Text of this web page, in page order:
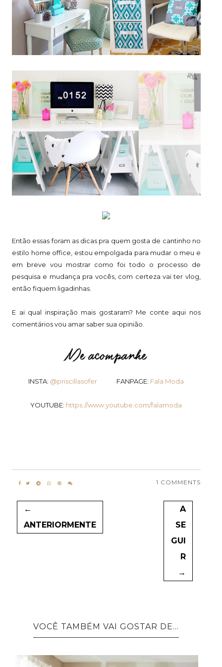
Então essas foram as dicas pra quem gosta de cantinho no
estilo home office, estou empolgada para mudar o meu e
em breve vou mostrar como foi todo o processo de
pesquisa e mudança pra vocês, com certeza vai ter vlog,
então fiquem ligadinhas.
E ai qual inspiração mais gostaram? Me conte aqui nos
comentários vou amar saber sua opinião.
INSTA: @priscillasofer FANPAGE: Fala Moda
YOUTUBE: https://www.youtube.com/falamoda
1 COMMENTS
←
ANTERIORMENTE
A
SE
GUI
R
→
VOCÊ TAMBÉM VAI GOSTAR DE...